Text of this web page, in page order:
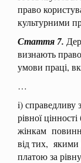
право
культурними
Стаття 7.
визнають
умови праці,
…
i) справедливу
рівної
жінкам
від тих, якими
платою за